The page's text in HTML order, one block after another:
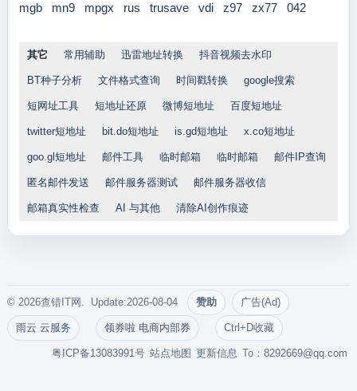
mgb
mn9 mpgx rus trusave vdi z97 zx77 042
其它 常用辅助 迅雷地址转换 抖音视频去水印
BT种子分析 文件格式查询 时间戳转换 google搜索
短网址工具 短地址还原 微博短地址 百度短地址
twitter短地址 bit.do短地址 is.gd短地址 x.co短地址
goo.gl短地址 邮件工具 临时邮箱 临时邮箱 邮件IP查询
匿名邮件发送 邮件服务器测试 邮件服务器收信
邮箱真实性检查 AI 与其他 清除AI创作痕迹
© 2026查错IT网. Update:2026-08-04 赞助 广告(Ad)
雨云 云服务 领券啦 电商内部券 Ctrl+D收藏
To：8292669@qq.com
更新信息
站点地图
粤ICP备13083991号